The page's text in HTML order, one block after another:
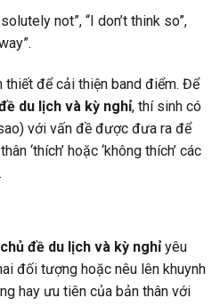
not”, “I don’t think so”,
thiết để cải thiện band điểm. Để
du lịch và kỳ nghỉ, thí sinh có
với vấn đề được đưa ra để
‘thích’ hoặc ‘không thích’ các
chủ đề du lịch và kỳ nghỉyêu
đối tượng hoặc nêu lên khuynh
hay ưu tiên của bản thân với